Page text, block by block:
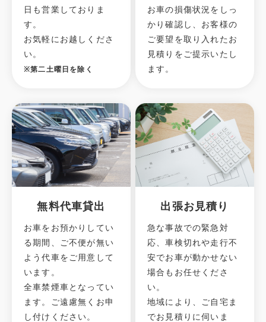
日も営業しておりま
す。
お気軽にお越しくださ
い。
※第二土曜日を除く
お車の損傷状況をしっ
かり確認し、お客様の
ご要望を取り入れたお
見積りをご提示いたし
ます。
無料代車貸出
お車をお預かりしてい
る期間、ご不便が無い
よう代車をご用意して
います。
全車禁煙車となってい
ます。ご遠慮無くお申
し付けください。
出張お見積り
急な事故での緊急対
応、車検切れや走行不
安でお車が動かせない
場合もお任せくださ
い。
地域により、ご自宅ま
でお見積りに伺いま